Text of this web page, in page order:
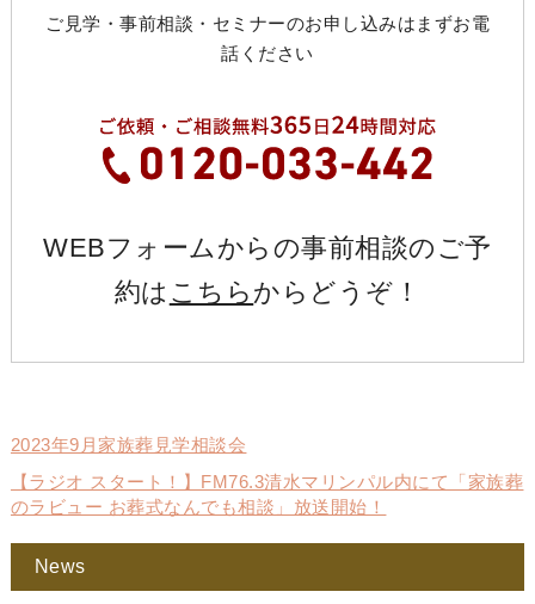
ご見学・事前相談・セミナーのお申し込みはまずお電
話ください
WEBフォームからの事前相談のご予
約は こちら からどうぞ！
2023年9月家族葬見学相談会
【ラジオ スタート！】FM76.3清水マリンパル内にて「家族葬
のラビュー お葬式なんでも相談」放送開始！
News